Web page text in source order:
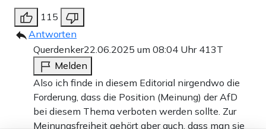
115
Antworten
Querdenker22.06.2025 um 08:04 Uhr 413T
Melden
Also ich finde in diesem Editorial nirgendwo die
Forderung, dass die Position (Meinung) der AfD
bei diesem Thema verboten werden sollte. Zur
Meinungsfreiheit gehört aber auch, dass man sie